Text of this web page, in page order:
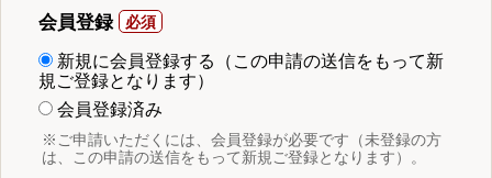
会員登録
新規に会員登録する（この申請の送信をもって新
規ご登録となります）
会員登録済み
※ご申請いただくには、会員登録が必要です（未登録の方
は、この申請の送信をもって新規ご登録となります）。